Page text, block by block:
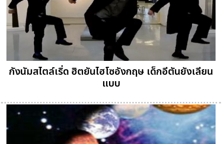
กังนัมสไตล์เริ่ด ฮิตยันไฮโซอังกฤษ เด็กอีตันยังเลียน
แบบ